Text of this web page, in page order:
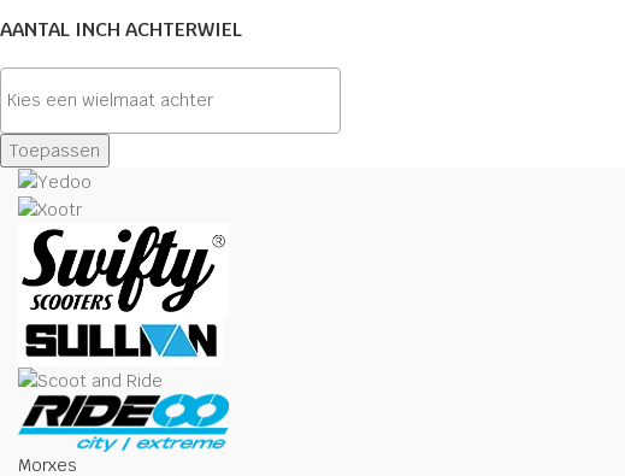
AANTAL INCH ACHTERWIEL
Toepassen
Morxes